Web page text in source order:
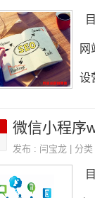
网
设
面
微信小程序
发布 : 闫宝龙 | 分类